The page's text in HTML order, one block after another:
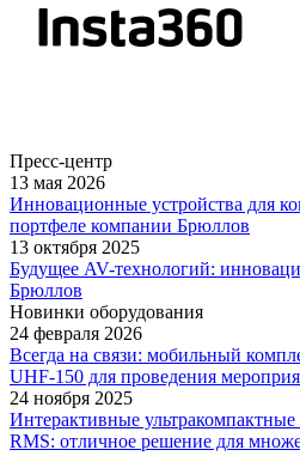
Пресс-центр
13 мая 2026
Инновационные устройства для
портфеле компании Брюллов
13 октября 2025
Будущее AV-технологий:
Брюллов
Новинки оборудования
24 февраля 2026
Всегда на связи: мобильный
UHF-150 для проведения
24 ноября 2025
Интерактивные
RMS: отличное решение для